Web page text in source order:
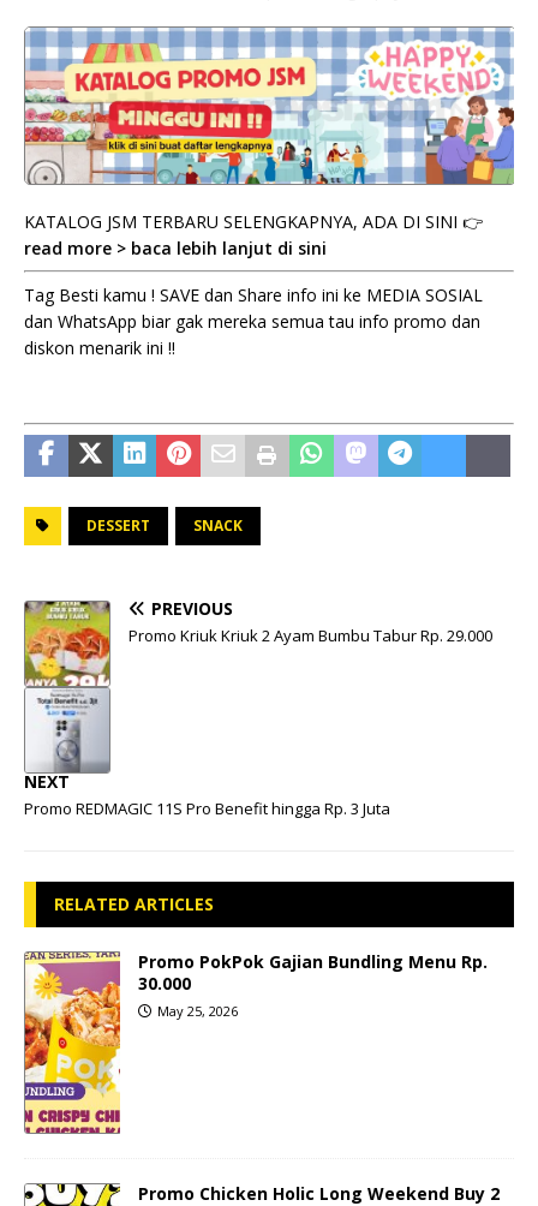
KATALOG JSM TERBARU SELENGKAPNYA, ADA DI SINI 👉
read more > baca lebih lanjut di sini
Tag Besti kamu ! SAVE dan Share info ini ke MEDIA SOSIAL
dan WhatsApp biar gak mereka semua tau info promo dan
diskon menarik ini !!
DESSERT SNACK
PREVIOUS
Promo Kriuk Kriuk 2 Ayam Bumbu Tabur Rp. 29.000
NEXT
Promo REDMAGIC 11S Pro Benefit hingga Rp. 3 Juta
RELATED ARTICLES
Promo PokPok Gajian Bundling Menu Rp.
30.000
May 25, 2026
Promo Chicken Holic Long Weekend Buy 2